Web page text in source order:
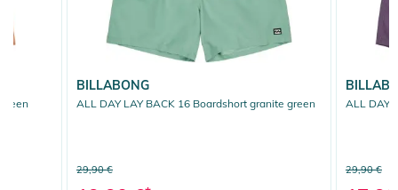
BILLABONG
ALL DAY LAY BACK 16 Boardshort granite green
29,90 €
ALL DAY
29,90 €